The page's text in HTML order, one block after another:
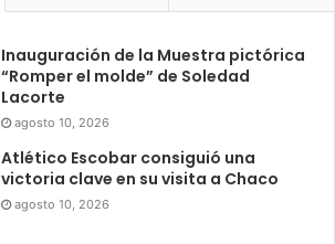
Inauguración de la Muestra pictórica
“Romper el molde” de Soledad
Lacorte
agosto 10, 2026
Atlético Escobar consiguió una
victoria clave en su visita a Chaco
agosto 10, 2026